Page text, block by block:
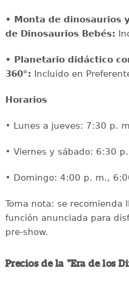
• Monta de dinosaurios
de Dinosaurios Bebés:
• Planetario didáctico
360°: Incluido en
Horarios
• Lunes a jueves: 7:30 p.
• Viernes y sábado: 6:30
• Domingo: 4:00 p. m.,
Toma nota: se recomienda
función anunciada para
pre-show.
Precios de la "Era de los